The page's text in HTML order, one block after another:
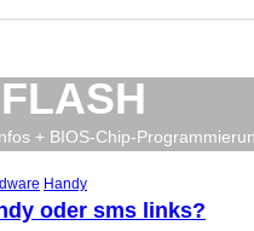
+ BIOS-Chip-
Handy
oder sms links?